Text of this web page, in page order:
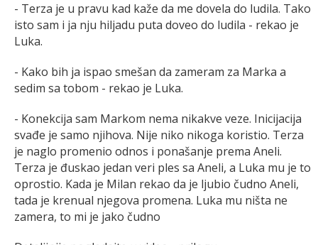
- Terza je u pravu kad kaže da me dovela do ludila. Tako
isto sam i ja nju hiljadu puta doveo do ludila - rekao je
Luka.
- Kako bih ja ispao smešan da zameram za Marka a
sedim sa tobom - rekao je Luka.
- Konekcija sam Markom nema nikakve veze. Inicijacija
svađe je samo njihova. Nije niko nikoga koristio. Terza
je naglo promenio odnos i ponašanje prema Aneli.
Terza je đuskao jedan veri ples sa Aneli, a Luka mu je to
oprostio. Kada je Milan rekao da je ljubio čudno Aneli,
tada je krenual njegova promena. Luka mu ništa ne
zamera, to mi je jako čudno